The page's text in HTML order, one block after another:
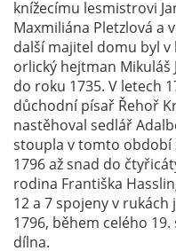
knížecímu lesmistrovi
Maxmiliána Pletzlová a
další majitel domu byl v
orlický hejtman Mikuláš
do roku 1735. V letech
důchodní písař Řehoř
nastěhoval sedlář
stoupla v tomto období
1796 až snad do
rodina Františka
12 a 7 spojeny v
1796, během celého
dílna.